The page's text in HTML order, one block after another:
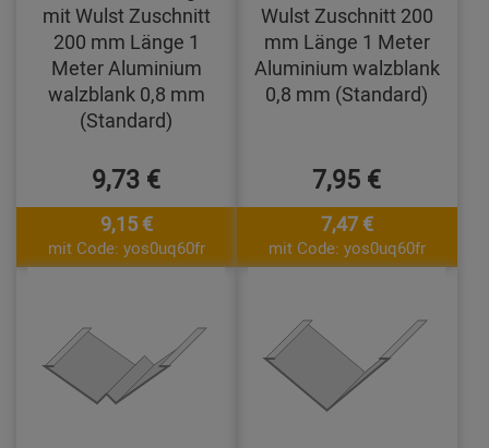
mit Wulst Zuschnitt
200 mm Länge 1
Meter Aluminium
walzblank 0,8 mm
(Standard)
9,73 €
9,15 €
mit Code: yos0uq60fr
Wulst Zuschnitt 200
mm Länge 1 Meter
Aluminium walzblank
0,8 mm (Standard)
7,95 €
7,47 €
mit Code: yos0uq60fr